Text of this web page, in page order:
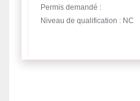
Permis demandé :
Niveau de qualification : NC